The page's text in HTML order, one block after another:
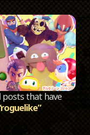
posts that have